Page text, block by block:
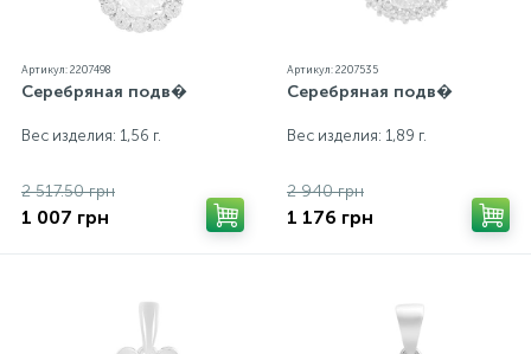
Артикул: 2207498
Серебряная подв�
Вес изделия: 1,56 г.
2 517.50 грн
1 007 грн
Артикул: 2207535
Серебряная подв�
Вес изделия: 1,89 г.
2 940 грн
1 176 грн